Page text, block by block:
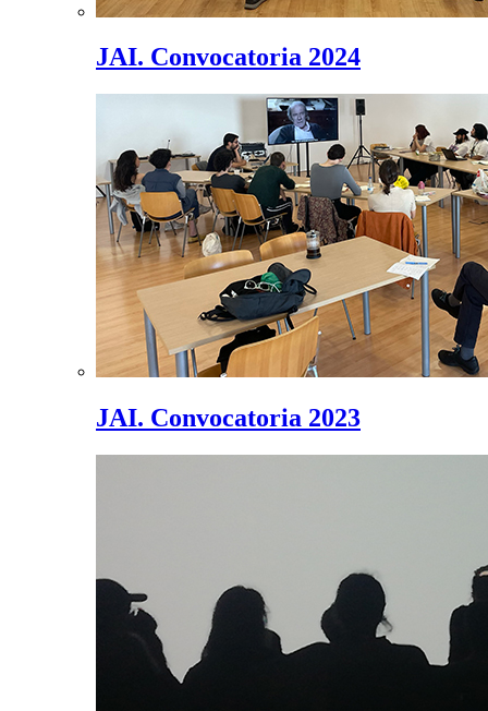
JAI. Convocatoria 2024
JAI. Convocatoria 2023